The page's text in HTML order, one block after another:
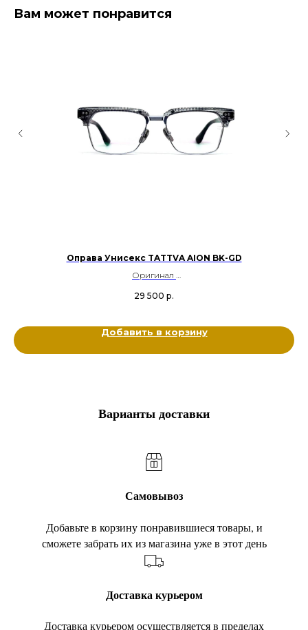
Вам может понравится
Оправа Унисекс TATTVA AION BK-GD
Оригинал
Цвет: Черный, Прозрачный, Серебряный
29 500 р.
Добавить в корзину
Варианты доставки
Самовывоз
Добавьте в корзину понравившиеся товары, и
сможете забрать их из магазина уже в этот день
Доставка курьером
Доставка курьером осуществляется в пределах